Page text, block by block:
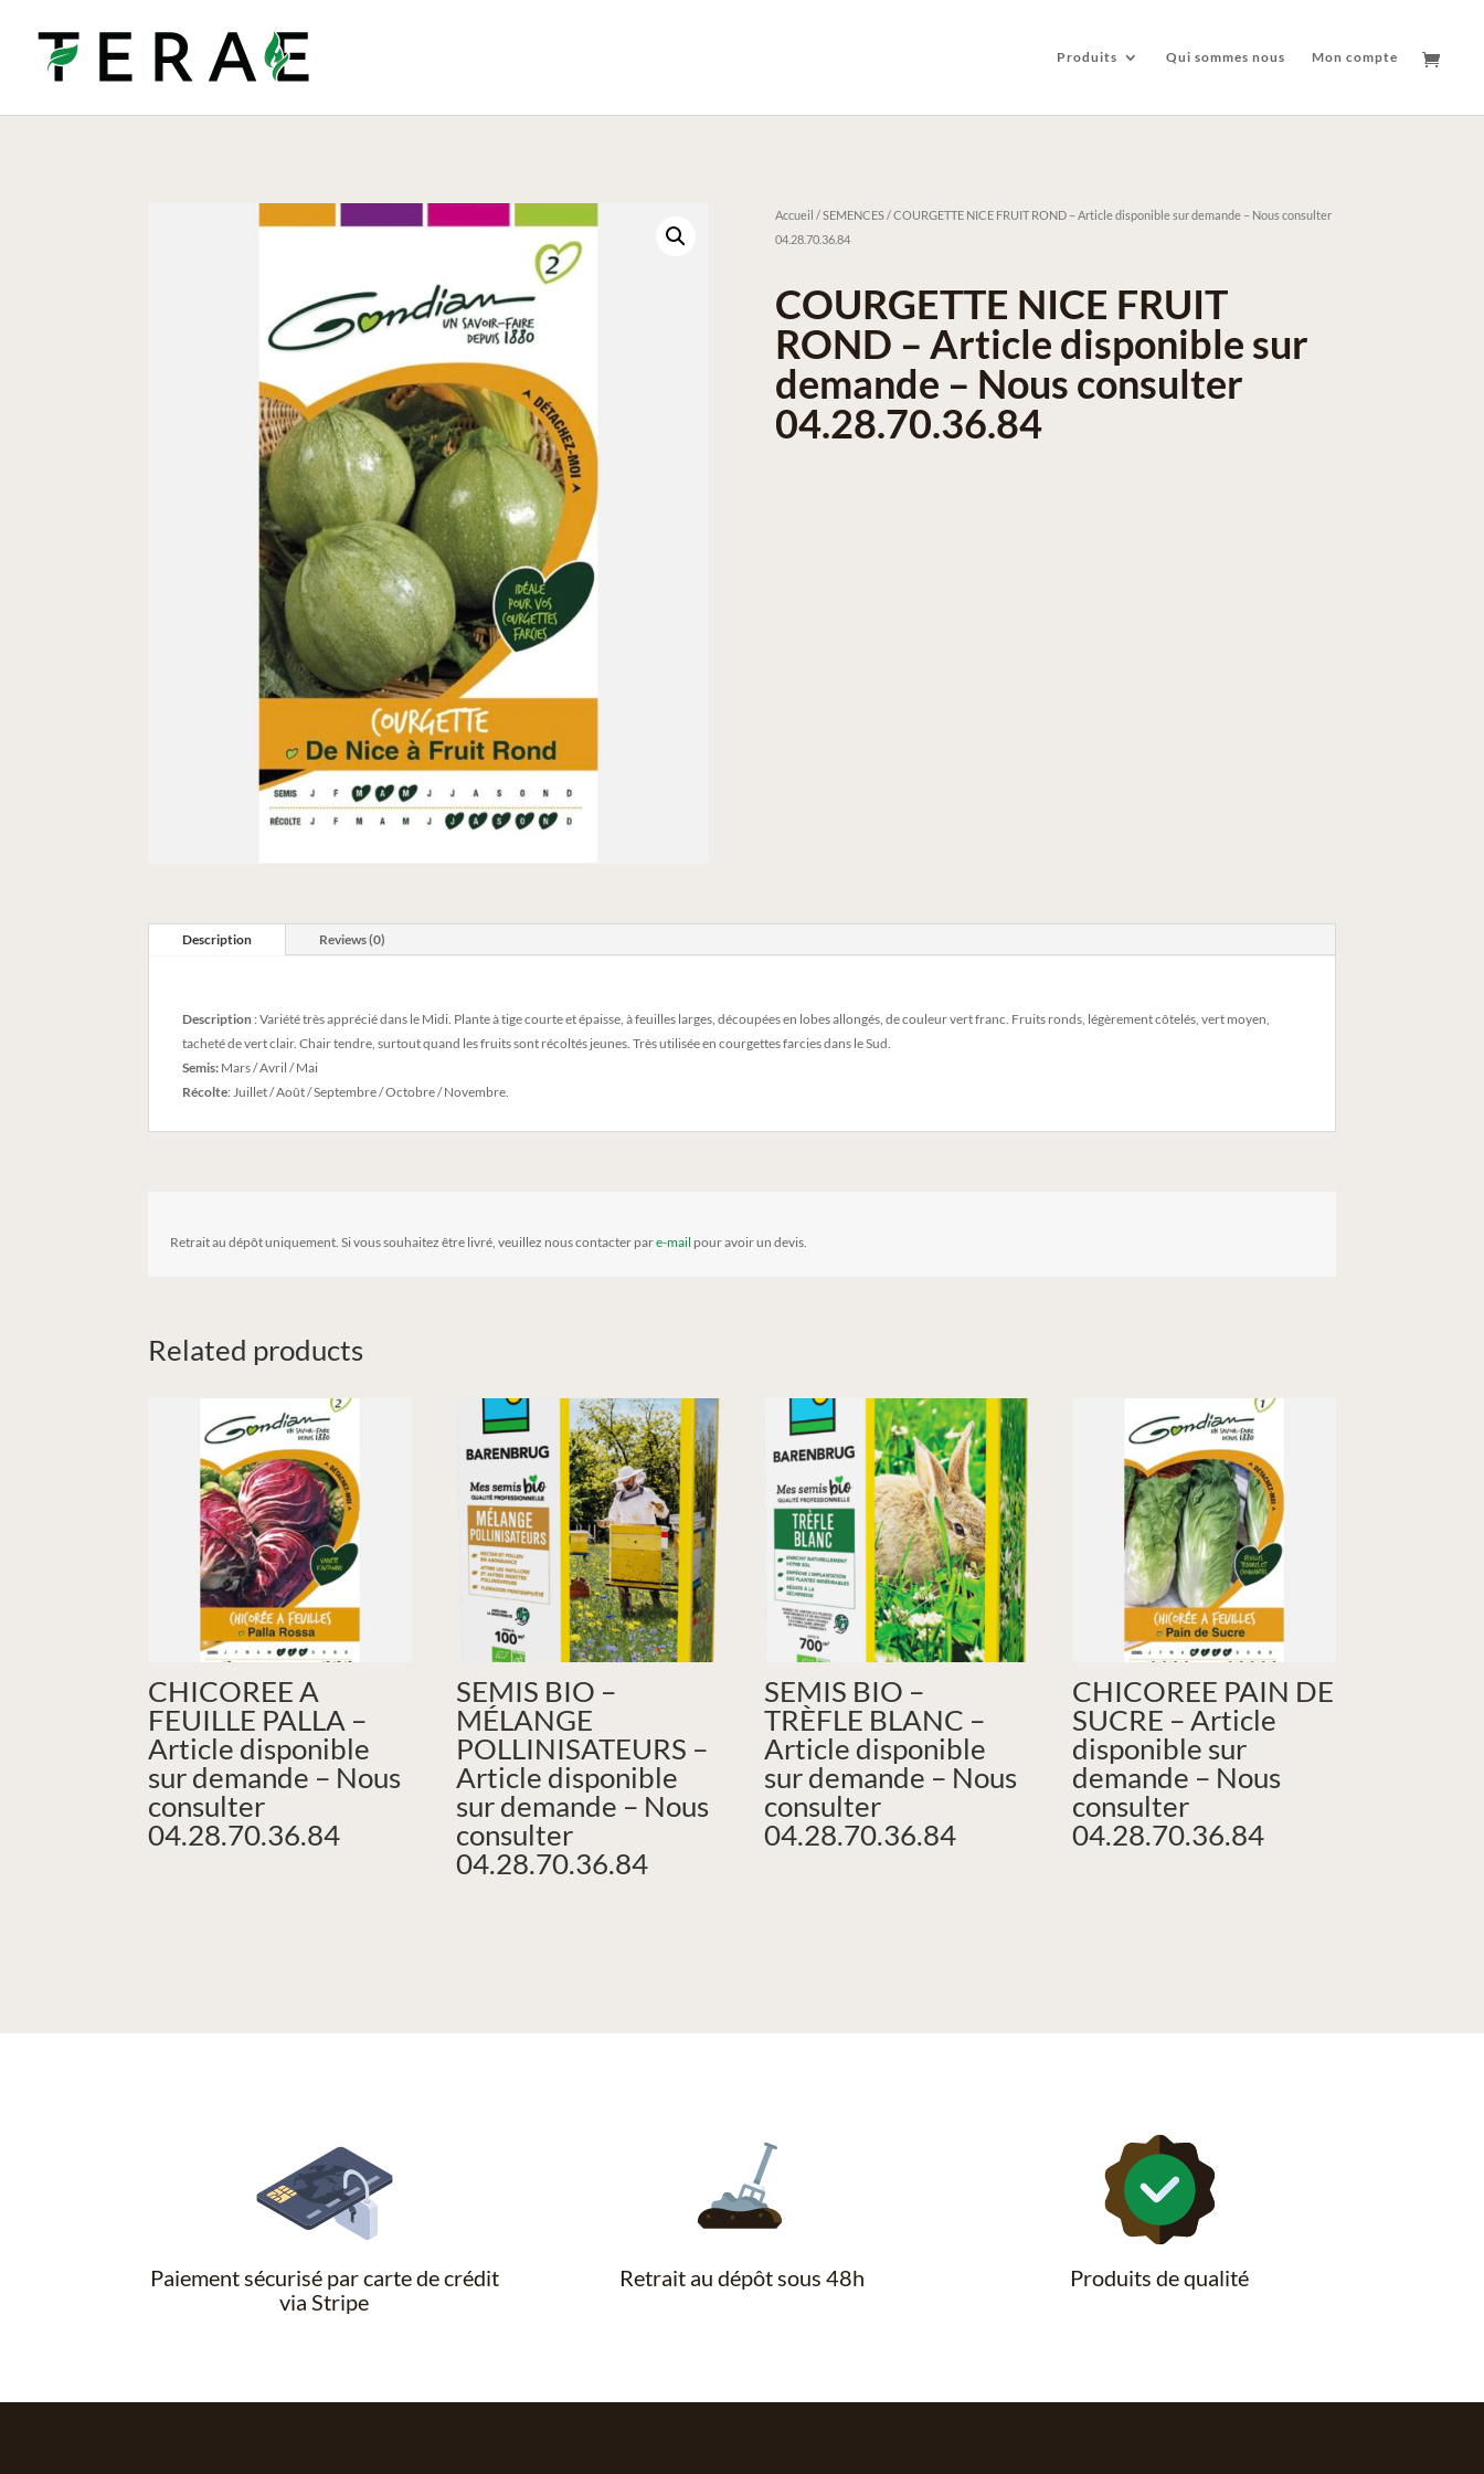
Produits Qui sommes nous Mon compte
Accueil /SEMENCES/ COURGETTE NICE FRUIT ROND – Article disponible sur demande – Nous consulter
04.28.70.36.84
COURGETTE NICE FRUIT
ROND – Article disponible sur
demande – Nous consulter
04.28.70.36.84
Description Reviews (0)
Description : Variété très apprécié dans le Midi. Plante à tige courte et épaisse, à feuilles larges, découpées en lobes allongés, de couleur vert franc. Fruits ronds, légèrement côtelés, vert moyen,
tacheté de vert clair. Chair tendre, surtout quand les fruits sont récoltés jeunes. Très utilisée en courgettes farcies dans le Sud.
Semis: Mars / Avril / Mai
Récolte: Juillet / Août / Septembre / Octobre / Novembre.
Retrait au dépôt uniquement. Si vous souhaitez être livré, veuillez nous contacter pare-mail pour avoir un devis.
Related products
CHICOREE A
FEUILLE PALLA –
Article disponible
sur demande – Nous
consulter
04.28.70.36.84
SEMIS BIO –
MÉLANGE
POLLINISATEURS –
Article disponible
sur demande – Nous
consulter
04.28.70.36.84
SEMIS BIO –
TRÈFLE BLANC –
Article disponible
sur demande – Nous
consulter
04.28.70.36.84
CHICOREE PAIN DE
SUCRE – Article
disponible sur
demande – Nous
consulter
04.28.70.36.84
Paiement sécurisé par carte de crédit
via Stripe
Retrait au dépôt sous 48h Produits de qualité